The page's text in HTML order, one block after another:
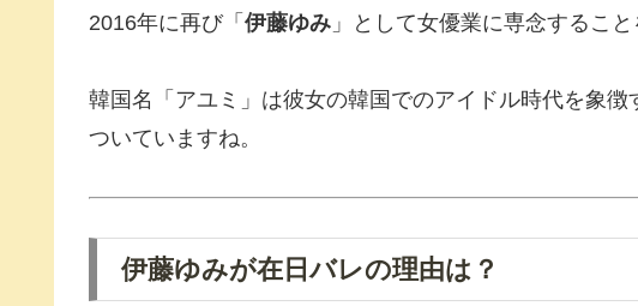
2016年に再び「 伊藤ゆみ 」として女優業に専念すること
韓国名「アユミ」は彼女の韓国でのアイドル時代を象
ついていますね。
伊藤ゆみが在日バレの理由は？